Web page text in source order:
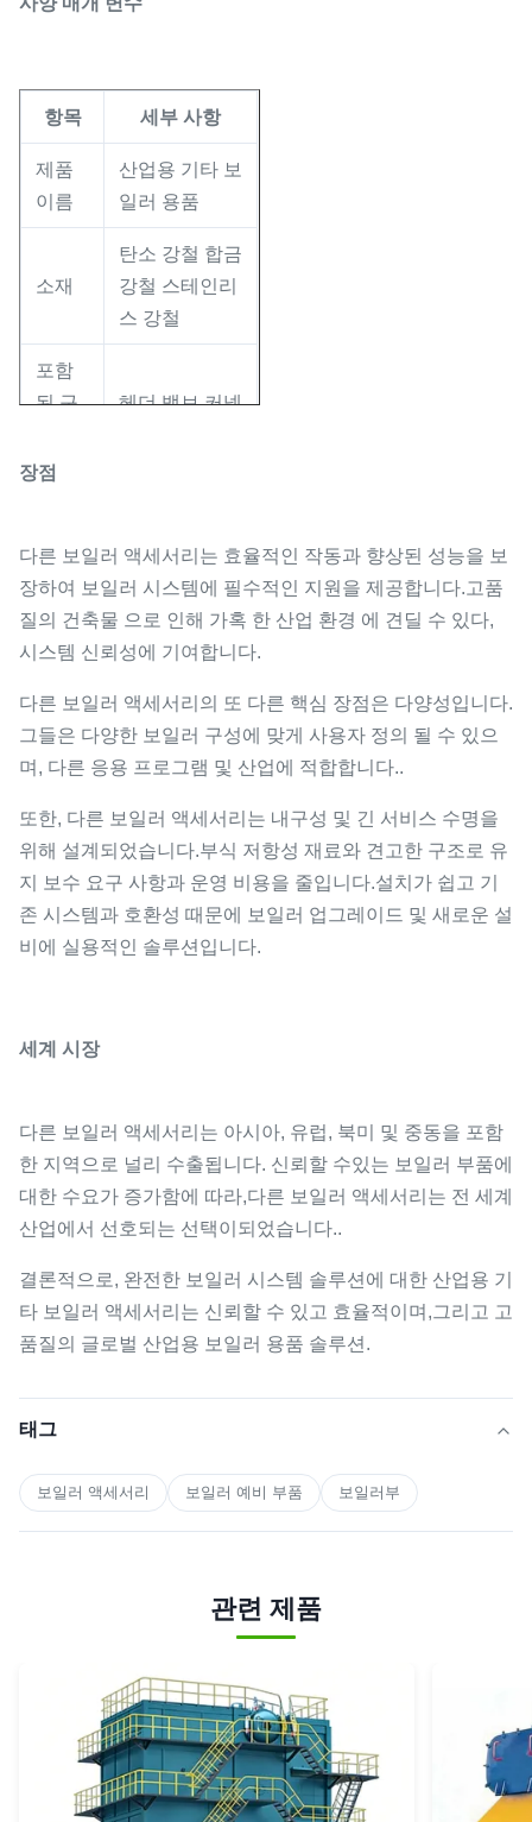
항목 세부 사항
제품
이름
산업용 기타 보
일러 용품
소재
탄소 강철 합금
강철 스테인리
스 강철
포함
된 구
소
헤더 밸브 커넥
온도
지
압력
등급
낮은 압력에서
높은 압력 시스
템에 적합합니
다
표면
부식 방지 코팅
은 선택적입니
다.
설비
유형
유연한 설치 옵
션
장점
다른 보일러 액세서리는 효율적인 작동과 향상된 성능을 보
장하여 보일러 시스템에 필수적인 지원을 제공합니다.고품
질의 건축물 으로 인해 가혹 한 산업 환경 에 견딜 수 있다,
시스템 신뢰성에 기여합니다.
다른 보일러 액세서리의 또 다른 핵심 장점은 다양성입니다.
그들은 다양한 보일러 구성에 맞게 사용자 정의 될 수 있으
며, 다른 응용 프로그램 및 산업에 적합합니다..
또한, 다른 보일러 액세서리는 내구성 및 긴 서비스 수명을
위해 설계되었습니다.부식 저항성 재료와 견고한 구조로 유
지 보수 요구 사항과 운영 비용을 줄입니다.설치가 쉽고 기
존 시스템과 호환성 때문에 보일러 업그레이드 및 새로운 설
비에 실용적인 솔루션입니다.
세계 시장
다른 보일러 액세서리는 아시아, 유럽, 북미 및 중동을 포함
한 지역으로 널리 수출됩니다. 신뢰할 수있는 보일러 부품에
대한 수요가 증가함에 따라,다른 보일러 액세서리는 전 세계
산업에서 선호되는 선택이되었습니다..
결론적으로, 완전한 보일러 시스템 솔루션에 대한 산업용 기
타 보일러 액세서리는 신뢰할 수 있고 효율적이며,그리고 고
품질의 글로벌 산업용 보일러 용품 솔루션.
태그
보일러 액세서리 보일러 예비 부품 보일러부
관련 제품